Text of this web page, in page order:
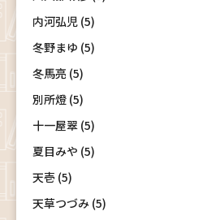
内河弘児 (5)
冬野まゆ (5)
冬馬亮 (5)
別所燈 (5)
十一屋翠 (5)
夏目みや (5)
天壱 (5)
天草つづみ (5)